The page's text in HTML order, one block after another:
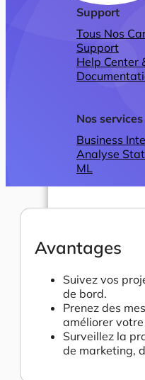
Support
Tous Nos
Support
Help Center
Nos services
Business
Analyse
ML
Avantages
Suivez vos
de bord.
Prenez des
améliorer
Surveillez la
de marketing,